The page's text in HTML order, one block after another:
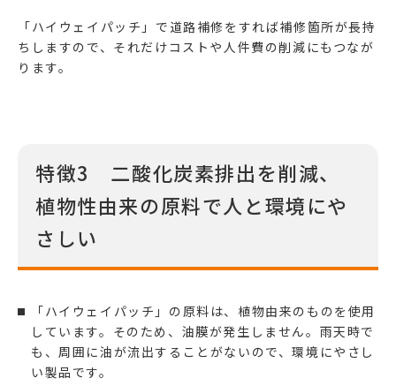
「ハイウェイパッチ」で道路補修をすれば補修箇所が長持
ちしますので、それだけコストや人件費の削減にもつなが
ります。
特徴3 二酸化炭素排出を削減、
植物性由来の原料で人と環境にや
さしい
「ハイウェイパッチ」の原料は、植物由来のものを使用
しています。そのため、油膜が発生しません。雨天時で
も、周囲に油が流出することがないので、環境にやさし
い製品です。